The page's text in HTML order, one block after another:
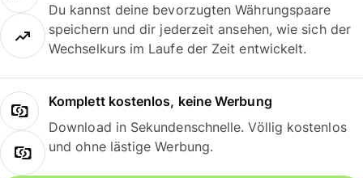
Du kannst deine bevorzugten Währungspaare
speichern und dir jederzeit ansehen, wie sich der
Wechselkurs im Laufe der Zeit entwickelt.
Komplett kostenlos, keine Werbung
Download in Sekundenschnelle. Völlig kostenlos
und ohne lästige Werbung.